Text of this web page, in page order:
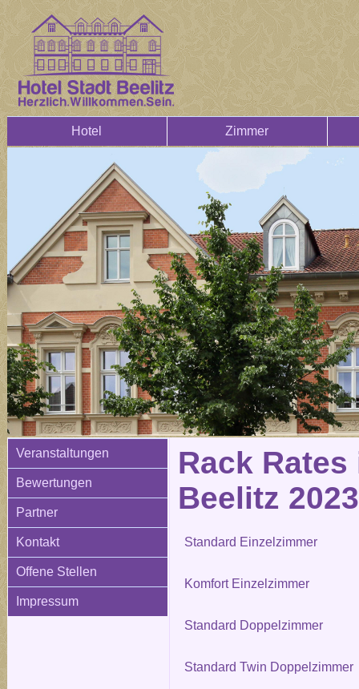
Hotel Zimmer
Veranstaltungen
Bewertungen
Partner
Kontakt
Offene Stellen
Impressum
Rack
Beelitz 2023
Standard Einzelzimmer
Komfort Einzelzimmer
Standard Doppelzimmer
Standard Twin Doppelzimmer